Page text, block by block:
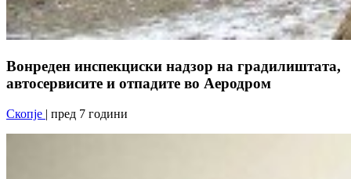
Вонреден инспекциски надзор на градилиштата,
автосервисите и отпадите во Аеродром
Скопје | пред 7 години